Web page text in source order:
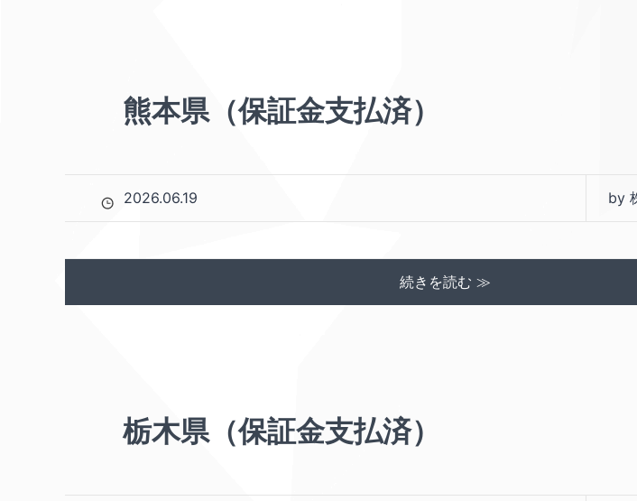
熊本県（保証金支払済）
2026.06.19 by
続きを読む ≫
栃木県（保証金支払済）